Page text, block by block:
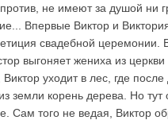
не имеют за душой ни
Впервые Виктор и
свадебной церемонии.
выгоняет жениха из
уходит в лес, где
земли корень дерева. Но тут
Сам того не ведая, Виктор